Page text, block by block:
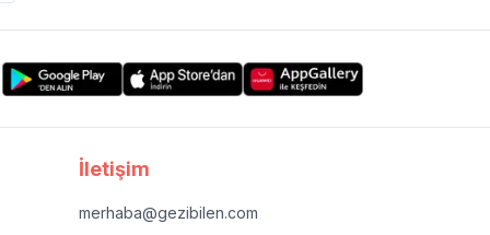
İletişim
merhaba@gezibilen.com